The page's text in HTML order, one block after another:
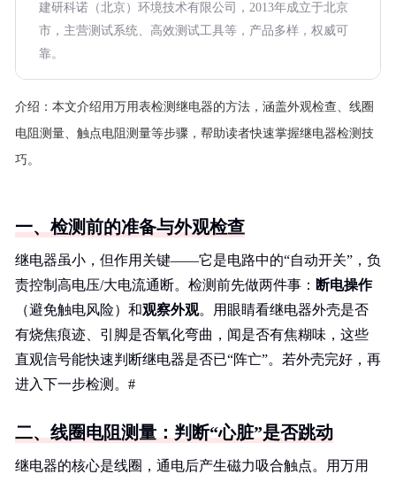
建研科诺（北京）环境技术有限公司，2013年成立于北京
市，主营测试系统、高效测试工具等，产品多样，权威可
靠。
介绍： 本文介绍用万用表检测继电器的方法，涵盖外观检查、线圈
电阻测量、触点电阻测量等步骤，帮助读者快速掌握继电器检测技
巧。
一、检测前的准备与外观检查
继电器虽小，但作用关键——它是电路中的“自动开关”，负
责控制高电压/大电流通断。检测前先做两件事： 断电操作
（避免触电风险）和观察外观。用眼睛看继电器外壳是否
有烧焦痕迹、引脚是否氧化弯曲，闻是否有焦糊味，这些
直观信号能快速判断继电器是否已“阵亡”。若外壳完好，再
进入下一步检测。#
二、线圈电阻测量：判断“心脏”是否跳动
继电器的核心是线圈，通电后产生磁力吸合触点。用万用